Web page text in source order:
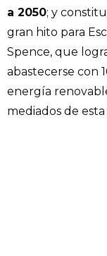
a 2050; y
gran hito para
Spence, que
abastecerse con
energía
mediados de